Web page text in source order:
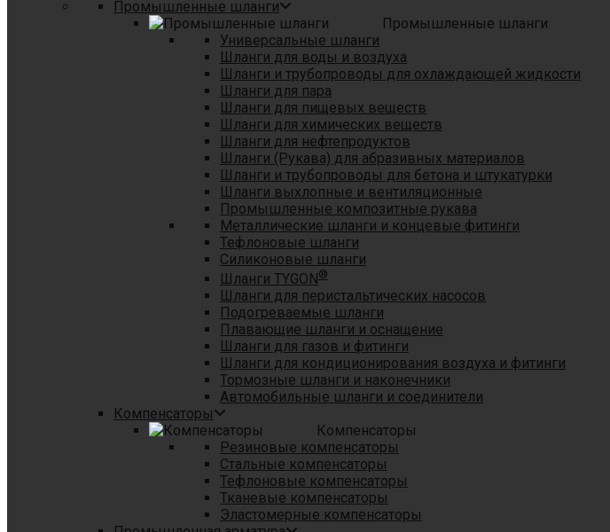
Промышленные шланги
Промышленные шланги
Универсальные шланги
Шланги для воды и воздуха
Шланги и трубопроводы для охлаждающей жидкости
Шланги для пара
Шланги для пищевых веществ
Шланги для химических веществ
Шланги для нефтепродуктов
Шланги (Рукава) для абразивных материалов
Шланги и трубопроводы для бетона и штукатурки
Шланги выхлопные и вентиляционные
Промышленные композитные рукава
Металлические шланги и концевые фитинги
Тефлоновые шланги
Силиконовые шланги
Шланги TYGON®
Шланги для перистальтических насосов
Подогреваемые шланги
Плавающие шланги и оснащение
Шланги для газов и фитинги
Шланги для кондиционирования воздуха и фитинги
Тормозные шланги и наконечники
Автомобильные шланги и соединители
Компенсаторы
Компенсаторы
Резиновые компенсаторы
Стальные компенсаторы
Тефлоновые компенсаторы
Тканевые компенсаторы
Эластомерные компенсаторы